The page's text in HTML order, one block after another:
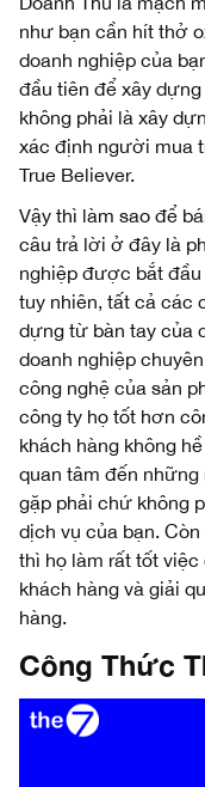
như bạn cần hít thở
doanh nghiệp của
đầu tiên để xây
không phải là xây
xác định người mua
True Believer.
Vậy thì làm sao để
câu trả lời ở đây là
nghiệp được bắt
tuy nhiên, tất cả các
dựng từ bàn tay của
doanh nghiệp
công nghệ của sản
công ty họ tốt hơn
khách hàng không
quan tâm đến
gặp phải chứ không
dịch vụ của bạn.
thì họ làm rất tốt việc
khách hàng và giải
hàng.
Công Thức